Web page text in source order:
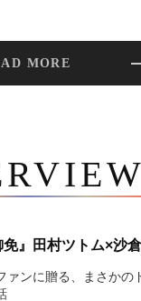
MORE
免』田村ツトム×沙
ァンに贈る、まさか